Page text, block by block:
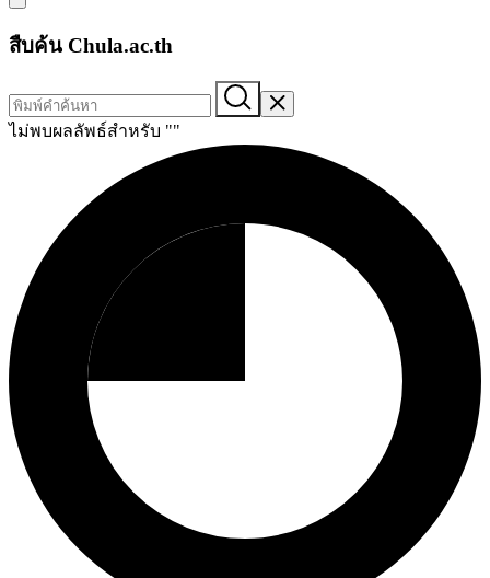
สืบค้น Chula.ac.th
ไม่พบผลลัพธ์สำหรับ ""